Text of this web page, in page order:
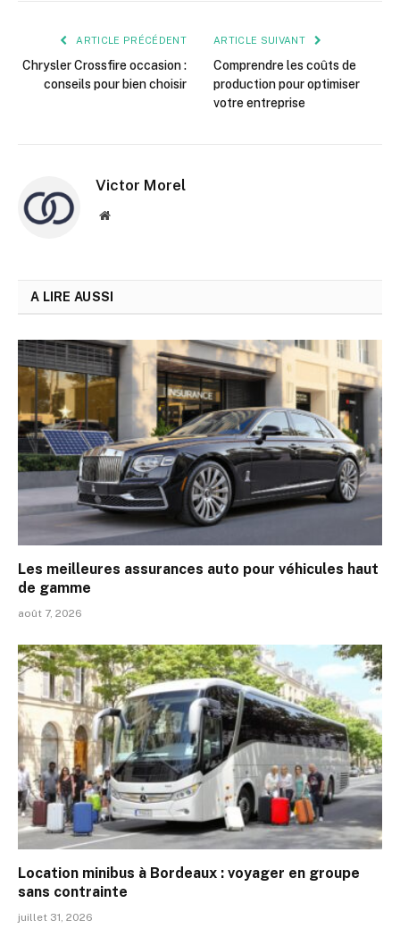
ARTICLE PRÉCÉDENT
Chrysler Crossfire occasion :
conseils pour bien choisir
ARTICLE SUIVANT
Comprendre les coûts de
production pour optimiser
votre entreprise
Victor Morel
Site
A LIRE AUSSI
Les meilleures assurances auto pour véhicules haut
de gamme
août 7, 2026
Location minibus à Bordeaux : voyager en groupe
sans contrainte
juillet 31, 2026